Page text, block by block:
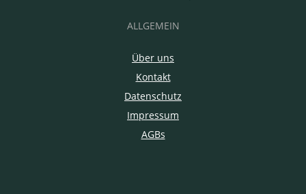
ALLGEMEIN
Über uns
Kontakt
Datenschutz
Impressum
AGBs